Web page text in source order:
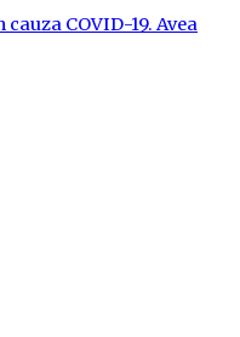
COVID-19. Avea